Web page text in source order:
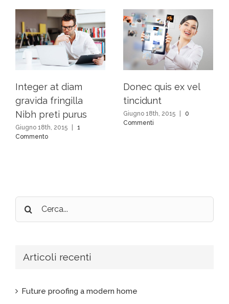
Integer at diam
gravida fringilla
Nibh preti purus
Giugno 18th, 2015
1
Commento
Donec quis ex vel
tincidunt
Giugno 18th, 2015
0
Commenti
Cerca
per:
Articoli recenti
Future proofing a modern home